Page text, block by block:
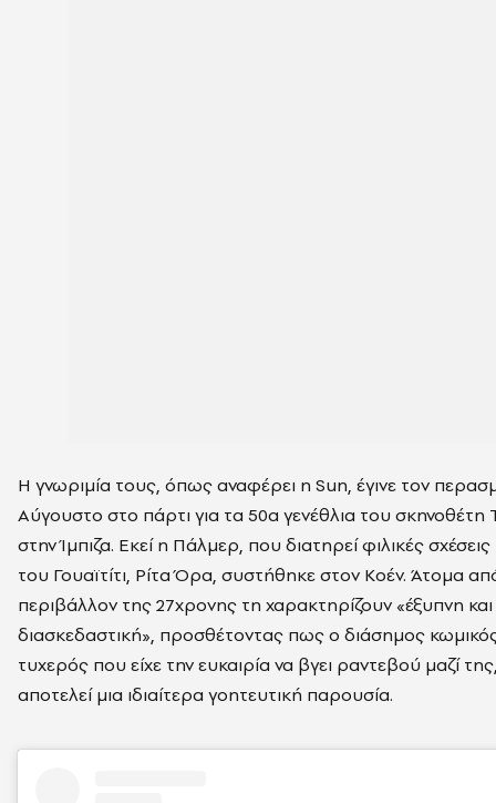
Η γνωριμία τους, όπως αναφέρει η Sun, έγινε τον
Αύγουστο στο πάρτι για τα 50α γενέθλια του σκηνοθέτη
στην Ίμπιζα. Εκεί η Πάλμερ, που διατηρεί φιλικές
του Γουαϊτίτι, Ρίτα Όρα, συστήθηκε στον Κοέν. Άτομα
περιβάλλον της 27χρονης τη χαρακτηρίζουν «έξυπνη και
διασκεδαστική», προσθέτοντας πως ο διάσημος
τυχερός που είχε την ευκαιρία να βγει ραντεβού μαζί
αποτελεί μια ιδιαίτερα γοητευτική παρουσία.